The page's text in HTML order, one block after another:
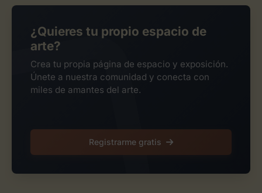
¿Quieres tu propio espacio de
arte?
Crea tu propia página de espacio y exposición.
Únete a nuestra comunidad y conecta con
miles de amantes del arte.
Registrarme gratis